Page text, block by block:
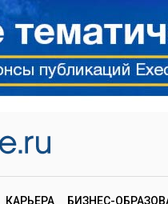
КАРЬЕРА БИЗНЕС-